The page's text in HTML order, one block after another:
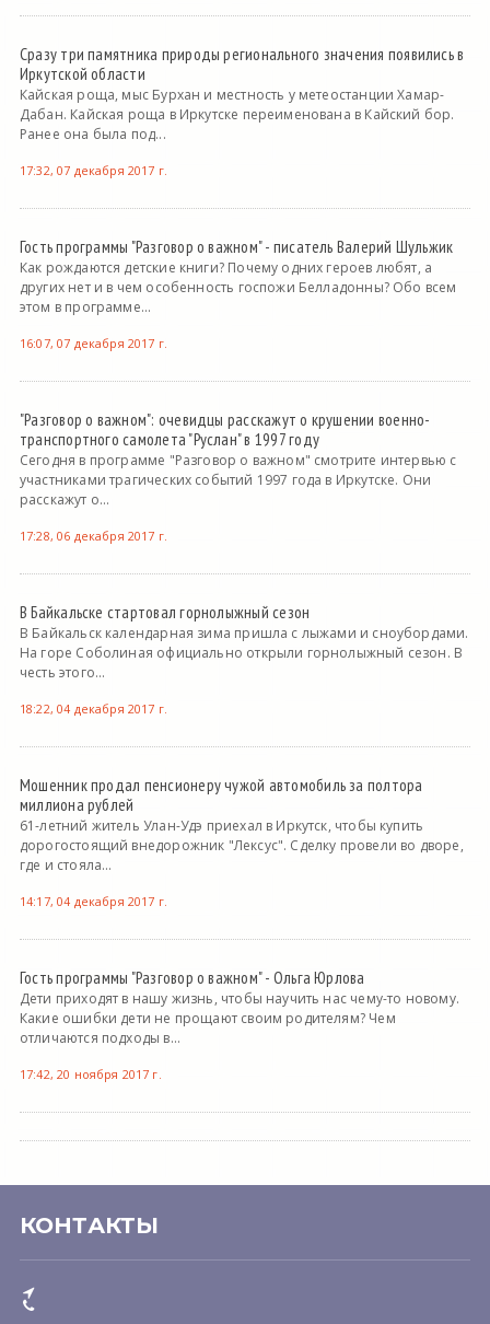
Сразу три памятника природы регионального значения появились в
Иркутской области
Кайская роща, мыс Бурхан и местность у метеостанции Хамар-
Дабан. Кайская роща в Иркутске переименована в Кайский бор.
Ранее она была под...
17:32, 07 декабря 2017 г.
Гость программы "Разговор о важном" - писатель Валерий Шульжик
Как рождаются детские книги? Почему одних героев любят, а
других нет и в чем особенность госпожи Белладонны? Обо всем
этом в программе...
16:07, 07 декабря 2017 г.
"Разговор о важном": очевидцы расскажут о крушении военно-
транспортного самолета "Руслан" в 1997 году
Сегодня в программе "Разговор о важном" смотрите интервью с
участниками трагических событий 1997 года в Иркутске. Они
расскажут о...
17:28, 06 декабря 2017 г.
В Байкальске стартовал горнолыжный сезон
В Байкальск календарная зима пришла с лыжами и сноубордами.
На горе Соболиная официально открыли горнолыжный сезон. В
честь этого...
18:22, 04 декабря 2017 г.
Мошенник продал пенсионеру чужой автомобиль за полтора
миллиона рублей
61-летний житель Улан-Удэ приехал в Иркутск, чтобы купить
дорогостоящий внедорожник "Лексус". Сделку провели во дворе,
где и стояла...
14:17, 04 декабря 2017 г.
Гость программы "Разговор о важном" - Ольга Юрлова
Дети приходят в нашу жизнь, чтобы научить нас чему-то новому.
Какие ошибки дети не прощают своим родителям? Чем
отличаются подходы в...
17:42, 20 ноября 2017 г.
КОНТАКТЫ